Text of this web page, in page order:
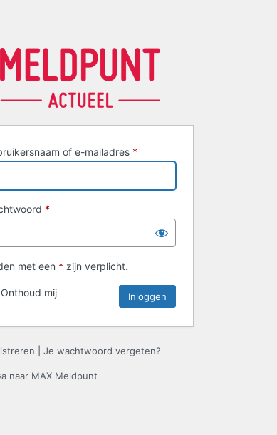
of e-mailadres *
*
met een * zijn verplicht.
Onthoud mij
Je wachtwoord vergeten?
naar MAX Meldpunt